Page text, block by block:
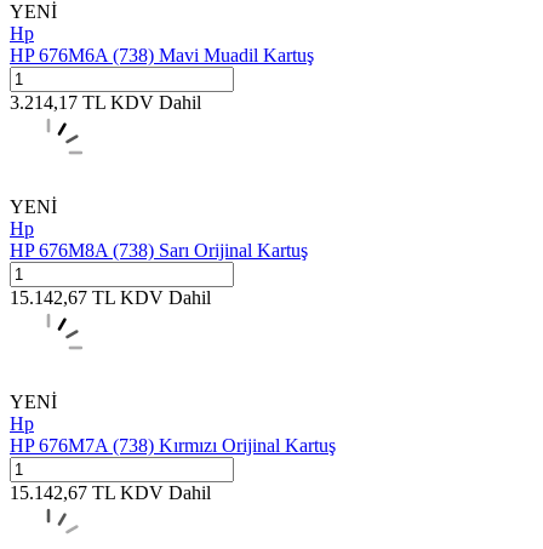
YENİ
Hp
HP 676M6A (738) Mavi Muadil Kartuş
3.214,17 TL KDV Dahil
YENİ
Hp
HP 676M8A (738) Sarı Orijinal Kartuş
15.142,67 TL KDV Dahil
YENİ
Hp
HP 676M7A (738) Kırmızı Orijinal Kartuş
15.142,67 TL KDV Dahil